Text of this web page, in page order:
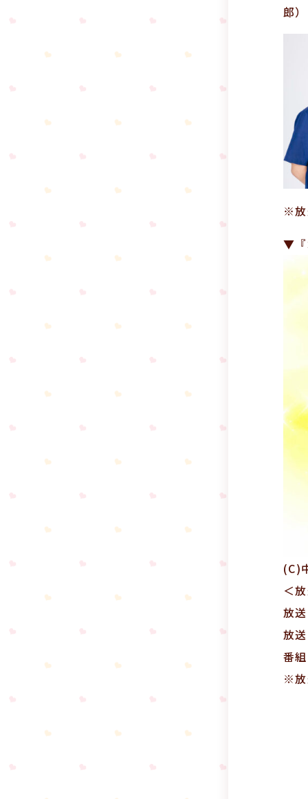
郎）
※放
▼『
(C)
＜
放
放
番
※放